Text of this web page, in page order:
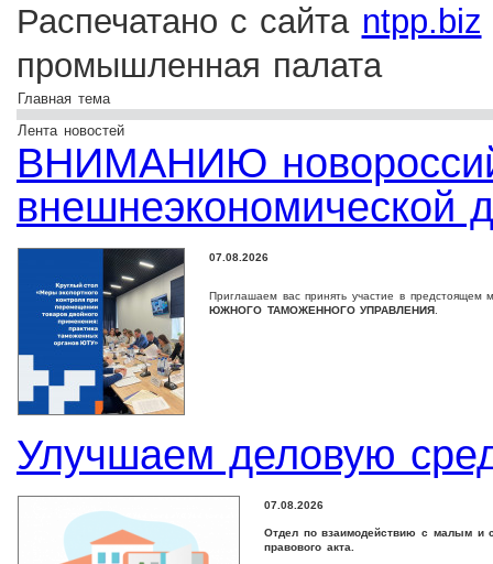
Распечатано с сайта ntpp.biz
промышленная палата
Главная тема
Лента новостей
ВНИМАНИЮ
внешнеэкономической
07.08.2026
Приглашаем вас принять участие в предстоящем
ЮЖНОГО ТАМОЖЕННОГО УПРАВЛЕНИЯ.
Улучшаем деловую
07.08.2026
Отдел по взаимодействию с малым и
правового акта.